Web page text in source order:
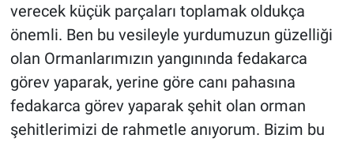
verecek küçük parçaları toplamak oldukça
önemli. Ben bu vesileyle yurdumuzun güzelliği
olan Ormanlarımızın yangınında fedakarca
görev yaparak, yerine göre canı pahasına
fedakarca görev yaparak şehit olan orman
şehitlerimizi de rahmetle anıyorum. Bizim bu